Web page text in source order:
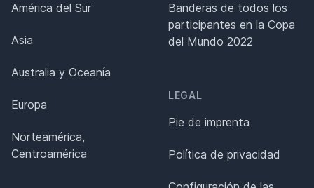
América del Sur
Asia
Australia y Oceanía
Europa
Norteamérica,
Centroamérica
Banderas de todos los
participantes en la Copa
del Mundo 2022
LEGAL
Pie de imprenta
Política de privacidad